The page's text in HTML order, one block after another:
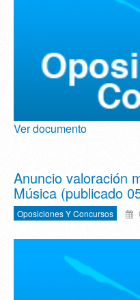
Ver documento
Anuncio valoración
Música (publicado
Oposiciones Y Concursos